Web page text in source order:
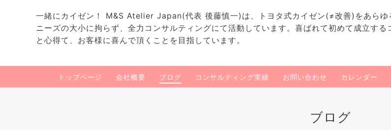
一緒にカイゼン！ M&S Atelier Japan(代表 後藤慎一)は、トヨタ式カイゼン(≠改善)をあらゆ
ニーズの大小に拘らず、全力コンサルティングにて活動しています。喜ばれて初めて成立す
と心得て、お客様に喜んで頂くことを目指しています。
トップページ 会社概要 ブログ コンサルティング実績 お問い合わせ カレンダー
ブログ